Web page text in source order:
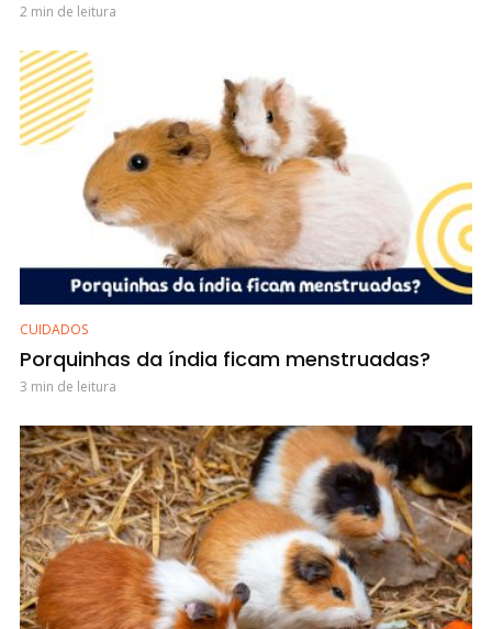
2 min de leitura
CUIDADOS
Porquinhas da índia ficam menstruadas?
3 min de leitura